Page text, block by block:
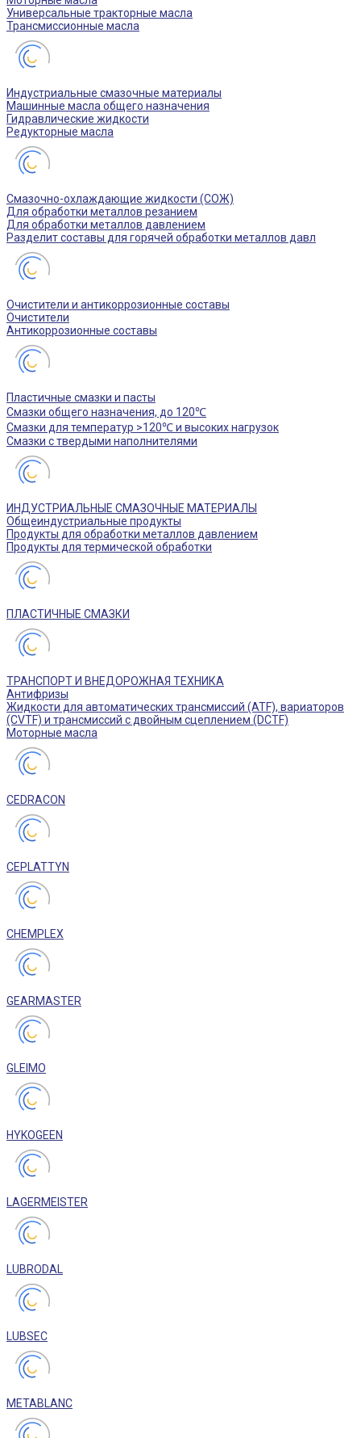
Универсальные тракторные масла
Трансмиссионные масла
Индустриальные смазочные материалы
Машинные масла общего назначения
Гидравлические жидкости
Редукторные масла
Смазочно-охлаждающие жидкости (СОЖ)
Для обработки металлов резанием
Для обработки металлов давлением
Разделит составы для горячей обработки металлов давл
Очистители и антикоррозионные составы
Очистители
Антикоррозионные составы
Пластичные смазки и пасты
Смазки общего назначения, до 120℃
Смазки для температур >120℃ и высоких нагрузок
Смазки с твердыми наполнителями
ИНДУСТРИАЛЬНЫЕ СМАЗОЧНЫЕ МАТЕРИАЛЫ
Общеиндустриальные продукты
Продукты для обработки металлов давлением
Продукты для термической обработки
ПЛАСТИЧНЫЕ СМАЗКИ
ТРАНСПОРТ И ВНЕДОРОЖНАЯ ТЕХНИКА
Антифризы
Жидкости для автоматических трансмиссий (ATF), вариаторов
(CVTF) и трансмиссий с двойным сцеплением (DCTF)
Моторные масла
CEDRACON
CEPLATTYN
CHEMPLEX
GEARMASTER
GLEIMO
HYKOGEEN
LAGERMEISTER
LUBRODAL
LUBSEC
METABLANC